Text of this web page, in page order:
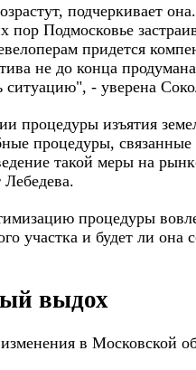
подчеркивает
Подмосковье
придется
не до конца
ситуацию", - уверена
изъятия
процедуры,
такой меры на
Лебедева.
процедуры
участка и будет ли
выдох
в Московской